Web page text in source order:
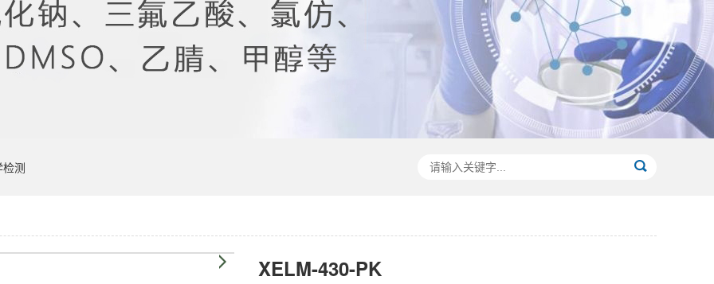
测
XELM-430-PK